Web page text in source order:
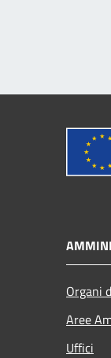
Organi
Aree
Uffici